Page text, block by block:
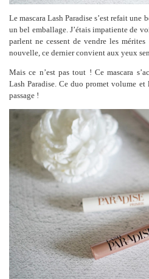
Le mascara Lash Paradise s’est refait
un bel emballage. J’étais impatiente de
parlent ne cessent de vendre les
nouvelle, ce dernier convient aux yeux
Mais ce n’est pas tout ! Ce mascara
Lash Paradise. Ce duo promet volume
passage !